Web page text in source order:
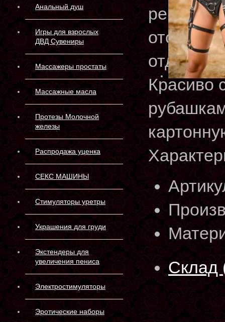
Анальный душ
Игры для взрослых
ДВД Сувениры
Массажеры простаты
Массажные масла
Протезы Молочной
железы
Распродажа уценка
СЕКС МАШИНЫ
Стимуляторы уретры
Украшения для груди
Экстендеры для
увеличения пениса
Электростимуляторы
Эротические наборы
Красиво
Склад